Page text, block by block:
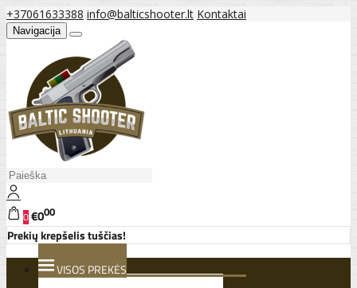
+37061633388 info@balticshooter.lt Kontaktai
Navigacija
0€000
Prekių krepšelis tuščias!
VISOS PREKĖS